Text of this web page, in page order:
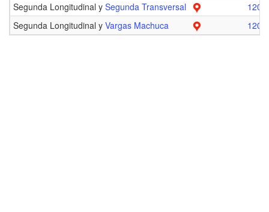
Segunda Longitudinal y Segunda Transversal
Segunda Longitudinal y Vargas Machuca